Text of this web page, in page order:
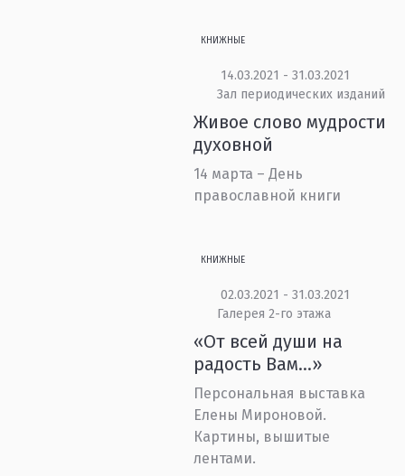
КНИЖНЫЕ
14.03.2021 - 31.03.2021
Зал периодических изданий
Живое слово мудрости
духовной
14 марта – День
православной книги
КНИЖНЫЕ
02.03.2021 - 31.03.2021
Галерея 2-го этажа
«От всей души на
радость Вам…»
Персональная выставка
Елены Мироновой.
Картины, вышитые
лентами.